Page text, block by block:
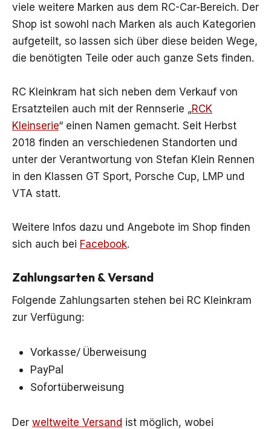
viele weitere Marken aus dem RC-Car-Bereich. Der
Shop ist sowohl nach Marken als auch Kategorien
aufgeteilt, so lassen sich über diese beiden Wege,
die benötigten Teile oder auch ganze Sets finden.
RC Kleinkram hat sich neben dem Verkauf von
Ersatzteilen auch mit der Rennserie „RCK
Kleinserie“ einen Namen gemacht. Seit Herbst
2018 finden an verschiedenen Standorten und
unter der Verantwortung von Stefan Klein Rennen
in den Klassen GT Sport, Porsche Cup, LMP und
VTA statt.
Weitere Infos dazu und Angebote im Shop finden
sich auch bei Facebook.
Zahlungsarten & Versand
Folgende Zahlungsarten stehen bei RC Kleinkram
zur Verfügung:
Vorkasse/ Überweisung
PayPal
Sofortüberweisung
Der weltweite Versand ist möglich, wobei